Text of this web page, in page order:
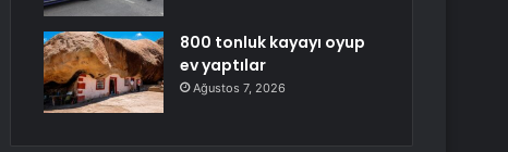
800 tonluk kayayı oyup
ev yaptılar
Ağustos 7, 2026